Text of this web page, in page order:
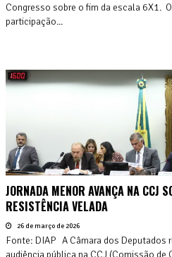
Congresso sobre o fim da escala 6X1.
participação...
JORNADA MENOR AVANÇA NA CCJ
RESISTÊNCIA VELADA
26 de março de 2026
Fonte: DIAP A Câmara dos Deputados
audiência pública na CCJ (Comissão